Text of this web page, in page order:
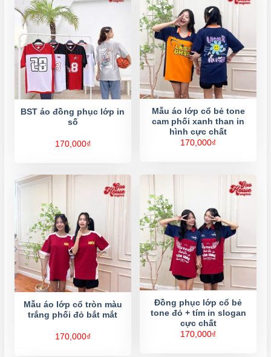
BST áo đồng phục lớp in
số
170,000₫
Mẫu áo lớp cổ bẻ tone
cam phối xanh than in
hình cực chất
170,000₫
Mẫu áo lớp cổ tròn màu
trắng phối đỏ bắt mắt
170,000₫
Đồng phục lớp cổ bẻ
tone đỏ + tím in slogan
cực chất
170,000₫